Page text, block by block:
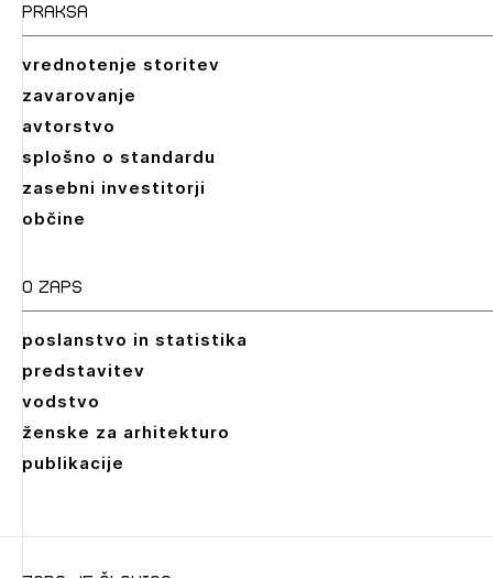
praksa
vrednotenje storitev
zavarovanje
avtorstvo
splošno o standardu
zasebni investitorji
občine
O zaps
poslanstvo in statistika
predstavitev
vodstvo
ženske za arhitekturo
publikacije